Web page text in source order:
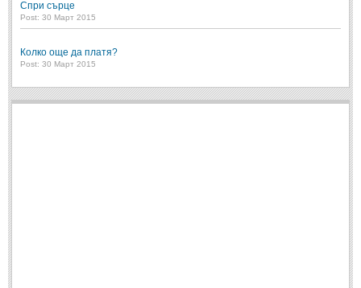
Спри сърце
Post: 30 Март 2015
Колко още да платя?
Post: 30 Март 2015